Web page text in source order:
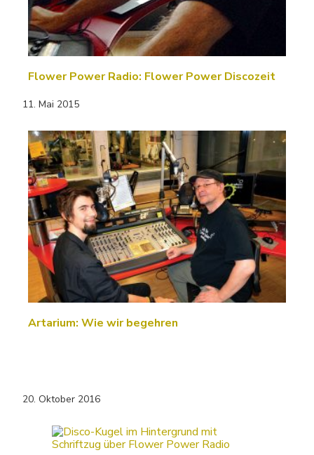
Flower Power Radio: Flower Power Discozeit
11. Mai 2015
Artarium: Wie wir begehren
20. Oktober 2016